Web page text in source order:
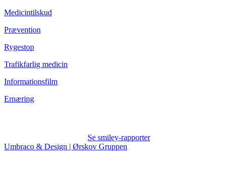
Medicintilskud
Prævention
Rygestop
Trafikfarlig medicin
Informationsfilm
Ernæring
Se smiley-rapporter
Umbraco & Design | Ørskov Gruppen